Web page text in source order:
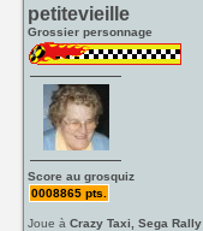
petitevieille
Grossier personnage
Score au grosquiz
0008865 pts.
Joue àCrazy Taxi, Sega Rally